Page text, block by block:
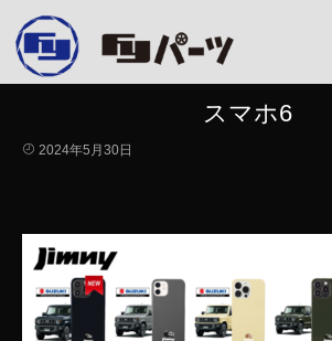
スマホ6
2024年5月30日